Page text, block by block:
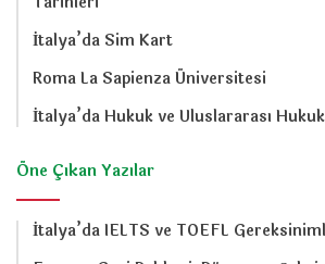
İtalya’da Sim Kart
Roma La Sapienza Üniversitesi
İtalya’da Hukuk ve Uluslararası
Öne Çıkan Yazılar
İtalya’da IELTS ve TOEFL